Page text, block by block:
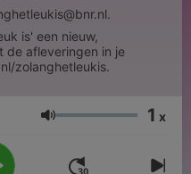
is' een nieuw,
de afleveringen in je
zolanghetleukis.
Volume 1 x